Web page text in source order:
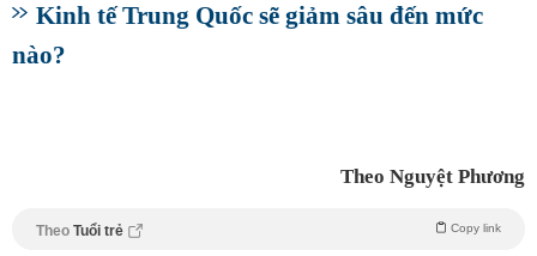
Kinh tế Trung Quốc sẽ giảm sâu đến mức
nào?
Theo Nguyệt Phương
Theo Tuổi trẻ Copy link